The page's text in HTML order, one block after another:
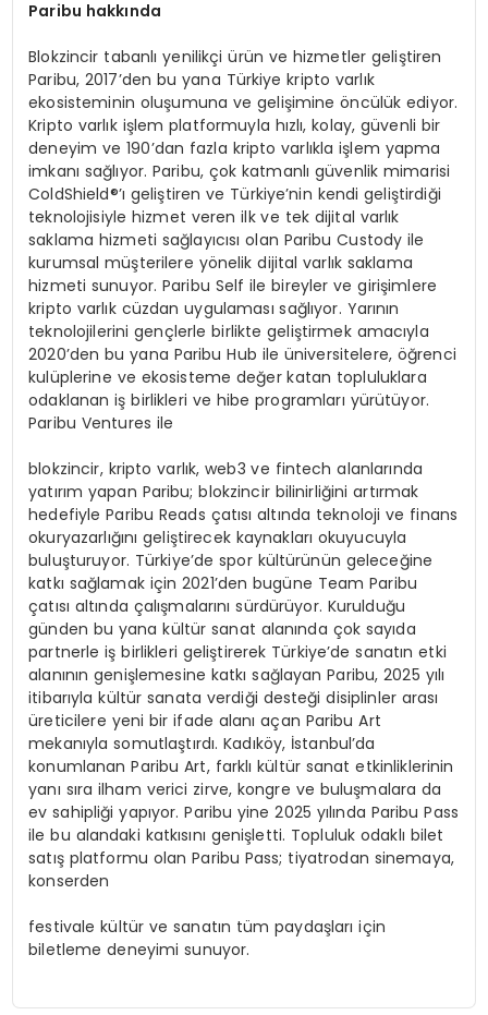
Paribu hakkında
Blokzincir tabanlı yenilikçi ürün ve hizmetler geliştiren
Paribu, 2017’den bu yana Türkiye kripto varlık
ekosisteminin oluşumuna ve gelişimine öncülük ediyor.
Kripto varlık işlem platformuyla hızlı, kolay, güvenli bir
deneyim ve 190’dan fazla kripto varlıkla işlem yapma
imkanı sağlıyor. Paribu, çok katmanlı güvenlik mimarisi
ColdShield®’ı geliştiren ve Türkiye’nin kendi geliştirdiği
teknolojisiyle hizmet veren ilk ve tek dijital varlık
saklama hizmeti sağlayıcısı olan Paribu Custody ile
kurumsal müşterilere yönelik dijital varlık saklama
hizmeti sunuyor. Paribu Self ile bireyler ve girişimlere
kripto varlık cüzdan uygulaması sağlıyor. Yarının
teknolojilerini gençlerle birlikte geliştirmek amacıyla
2020’den bu yana Paribu Hub ile üniversitelere, öğrenci
kulüplerine ve ekosisteme değer katan topluluklara
odaklanan iş birlikleri ve hibe programları yürütüyor.
Paribu Ventures ile
blokzincir, kripto varlık, web3 ve fintech alanlarında
yatırım yapan Paribu; blokzincir bilinirliğini artırmak
hedefiyle Paribu Reads çatısı altında teknoloji ve finans
okuryazarlığını geliştirecek kaynakları okuyucuyla
buluşturuyor. Türkiye’de spor kültürünün geleceğine
katkı sağlamak için 2021’den bugüne Team Paribu
çatısı altında çalışmalarını sürdürüyor. Kurulduğu
günden bu yana kültür sanat alanında çok sayıda
partnerle iş birlikleri geliştirerek Türkiye’de sanatın etki
alanının genişlemesine katkı sağlayan Paribu, 2025 yılı
itibarıyla kültür sanata verdiği desteği disiplinler arası
üreticilere yeni bir ifade alanı açan Paribu Art
mekanıyla somutlaştırdı. Kadıköy, İstanbul’da
konumlanan Paribu Art, farklı kültür sanat etkinliklerinin
yanı sıra ilham verici zirve, kongre ve buluşmalara da
ev sahipliği yapıyor. Paribu yine 2025 yılında Paribu Pass
ile bu alandaki katkısını genişletti. Topluluk odaklı bilet
satış platformu olan Paribu Pass; tiyatrodan sinemaya,
konserden
festivale kültür ve sanatın tüm paydaşları için
biletleme deneyimi sunuyor.